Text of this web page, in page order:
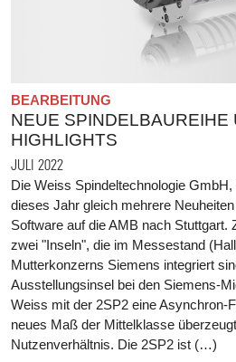
BEARBEITUNG
NEUE SPINDELBAUREIHE
HIGHLIGHTS
JULI 2022
Die Weiss Spindeltechnologie
dieses Jahr gleich mehrere
Software auf die AMB nach Stuttgart.
zwei "Inseln", die im Messestand
Mutterkonzerns Siemens integriert
Ausstellungsinsel bei den Siemens-
Weiss mit der 2SP2 eine Asynchron-
neues Maß der Mittelklasse
Nutzenverhältnis. Die 2SP2 ist (…)